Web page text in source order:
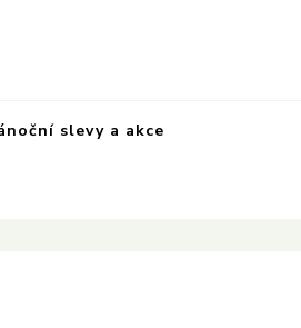
slevy a akce